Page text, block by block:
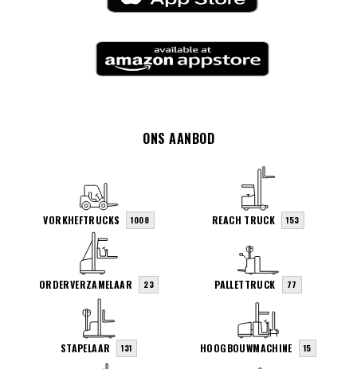
ONS AANBOD
VORKHEFTRUCKS 1008 REACH TRUCK 153
ORDERVERZAMELAAR 23 PALLETTRUCK 77
STAPELAAR 131 HOOGBOUWMACHINE 15